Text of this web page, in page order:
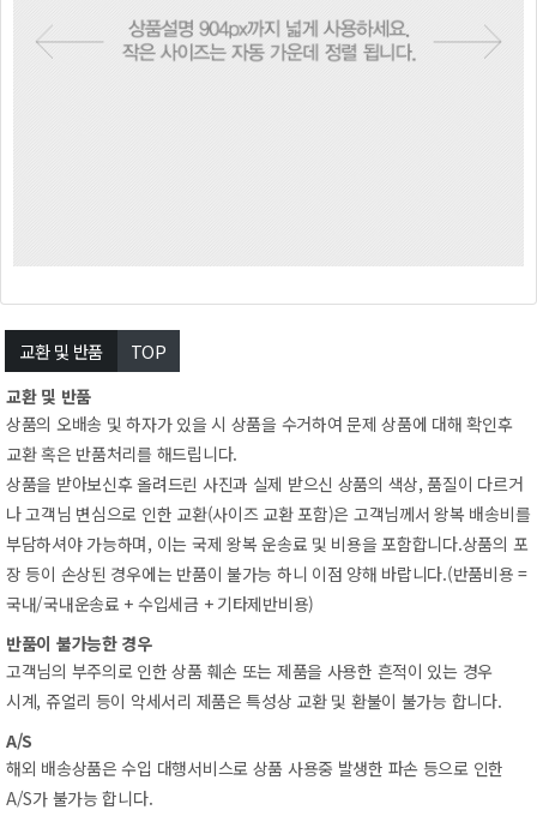
교환및반품 TOP
교환및반품
상품의오배송및하자가있을시상품을수거하여문제상품에대해확인후
교환혹은반품처리를해드립니다.
상품을받아보신후올려드린사진과실제받으신상품의색상,품질이다르거
나고객님변심으로인한교환(사이즈교환포함)은고객님께서왕복배송비를
부담하셔야가능하며,이는국제왕복운송료및비용을포함합니다.상품의포
장등이손상된경우에는반품이불가능하니이점양해바랍니다.(반품비용=
국내/국내운송료+수입세금+기타제반비용)
반품이불가능한경우
고객님의부주의로인한상품훼손또는제품을사용한흔적이있는경우
시계,쥬얼리등이악세서리제품은특성상교환및환불이불가능합니다.
A/S
해외배송상품은수입대행서비스로상품사용중발생한파손등으로인한
A/S가불가능합니다.